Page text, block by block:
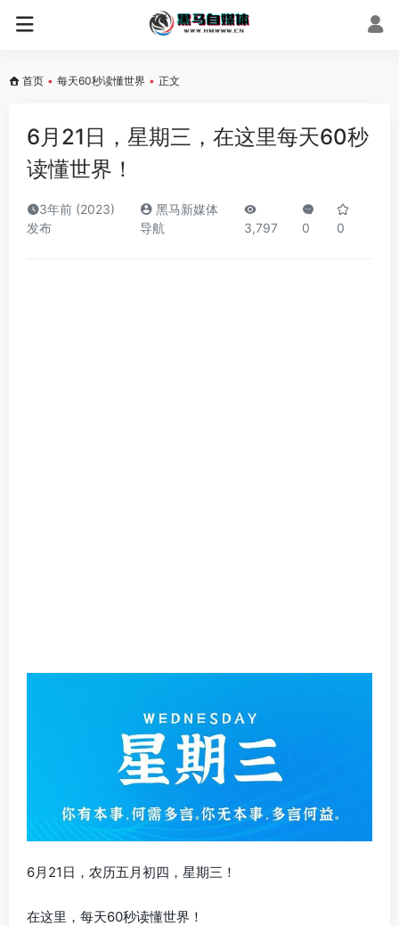
首页 • 每天60秒读懂世界 • 正文
6月21日，星期三，在这里每天60秒
读懂世界！
3年前 (2023)
发布
黑马新媒体
导航
3,797 0 0
6月21日，农历五月初四，星期三！
在这里，每天60秒读懂世界！